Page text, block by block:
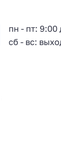
пн - пт: 9:00
сб - вс: